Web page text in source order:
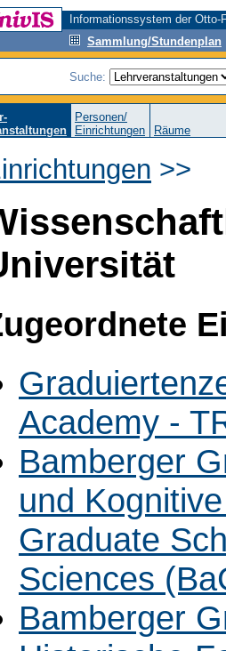
Informationssystem der
Sammlung/Stundenplan
Suche:
Personen/
Einrichtungen
Räume
>>
Academy -
Bamberger
und
Graduate
Sciences
Bamberger